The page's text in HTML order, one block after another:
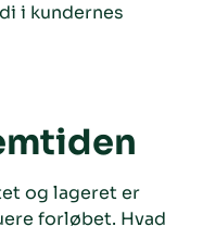
i kundernes
og lageret er
forløbet. Hvad